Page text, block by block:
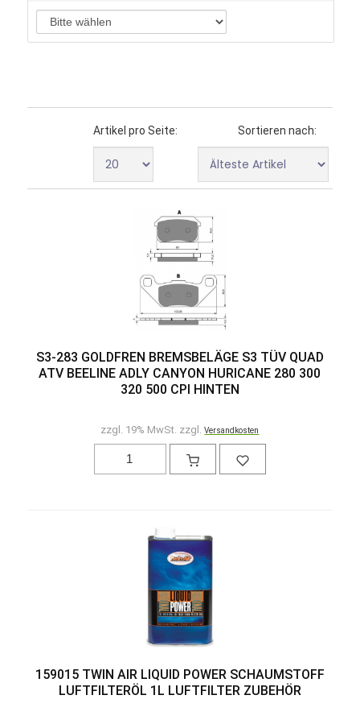
Sortieren nach:
Artikel pro Seite:
S3-283 GOLDFREN BREMSBELÄGE S3 TÜV QUAD
ATV BEELINE ADLY CANYON HURICANE 280 300
320 500 CPI HINTEN
zzgl. 19% MwSt. zzgl.Versandkosten
159015 TWIN AIR LIQUID POWER SCHAUMSTOFF
LUFTFILTERÖL 1L LUFTFILTER ZUBEHÖR